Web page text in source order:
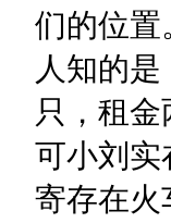
们的位置
人知的
只，租
可小刘实
寄存在火